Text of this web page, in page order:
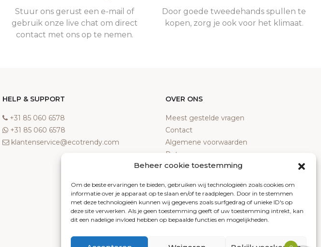
Beheer cookie toestemming
Om de beste ervaringen te bieden, gebruiken wij technologieën zoals cookies om
informatie over je apparaat op te slaan en/of te raadplegen. Door in te stemmen
met deze technologieën kunnen wij gegevens zoals surfgedrag of unieke ID's op
deze site verwerken. Als je geen toestemming geeft of uw toestemming intrekt, kan
dit een nadelige invloed hebben op bepaalde functies en mogelijkheden.
Stuur ons gerust een e-mail of
gebruik onze live chat om direct
contact met ons op te nemen.
Door goede tweedehands spullen te
kopen, zorg je ook voor het klimaat.
HELP & SUPPORT
‎+31 85 060 6578
‎+31 85 060 6578
klantenservice@ecotrendy.com
OVER ONS
Meest gestelde vragen
Contact
Algemene voorwaarden
Retourneren
Klachten
Cookiebeleid